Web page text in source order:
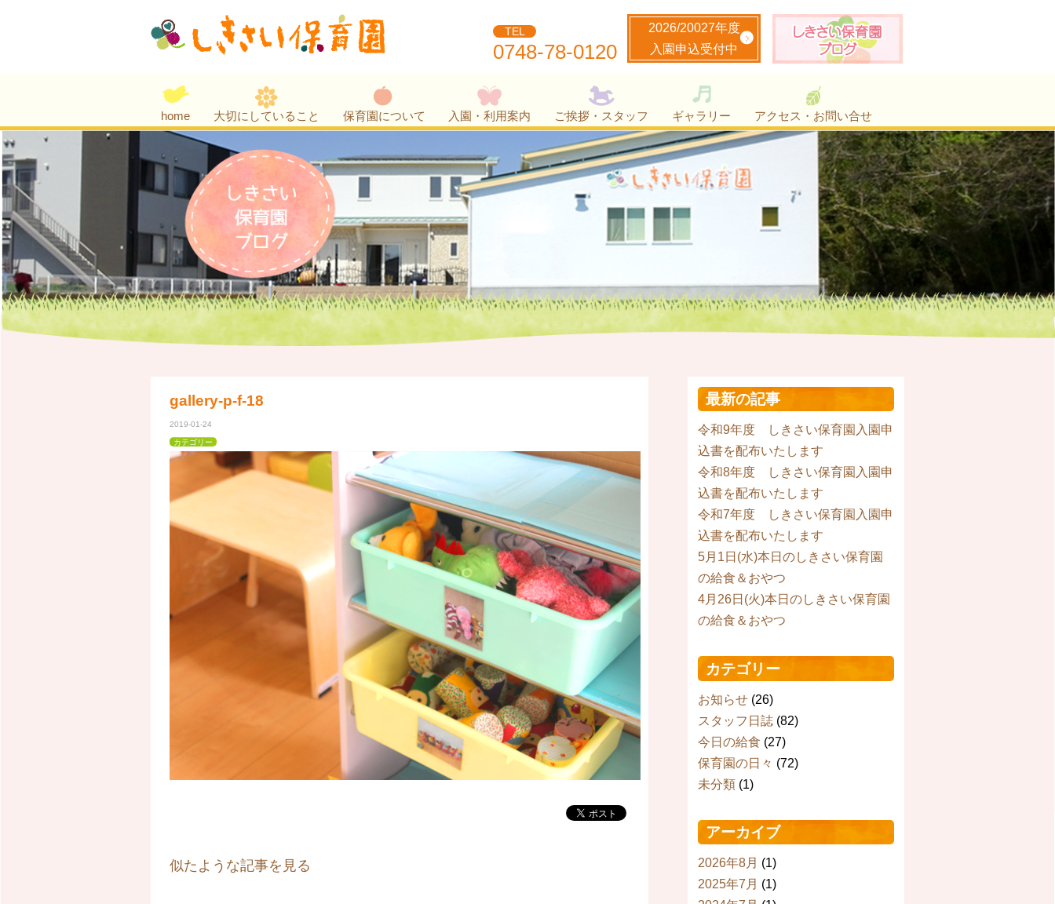
2026/20027年度
入園申込受付中
TEL
0748-78-0120
home 大切にしていること 保育園について 入園・利用案内 ご挨拶・スタッフ ギャラリー アクセス・お問い合せ
gallery-p-f-18
2019-01-24
カテゴリー
似たような記事を見る
最新の記事
令和9年度 しきさい保育園入園申
込書を配布いたします
令和8年度 しきさい保育園入園申
込書を配布いたします
令和7年度 しきさい保育園入園申
込書を配布いたします
5月1日(水)本日のしきさい保育園
の給食＆おやつ
4月26日(火)本日のしきさい保育園
の給食＆おやつ
カテゴリー
お知らせ (26)
スタッフ日誌 (82)
今日の給食 (27)
保育園の日々 (72)
未分類 (1)
アーカイブ
2026年8月 (1)
2025年7月 (1)